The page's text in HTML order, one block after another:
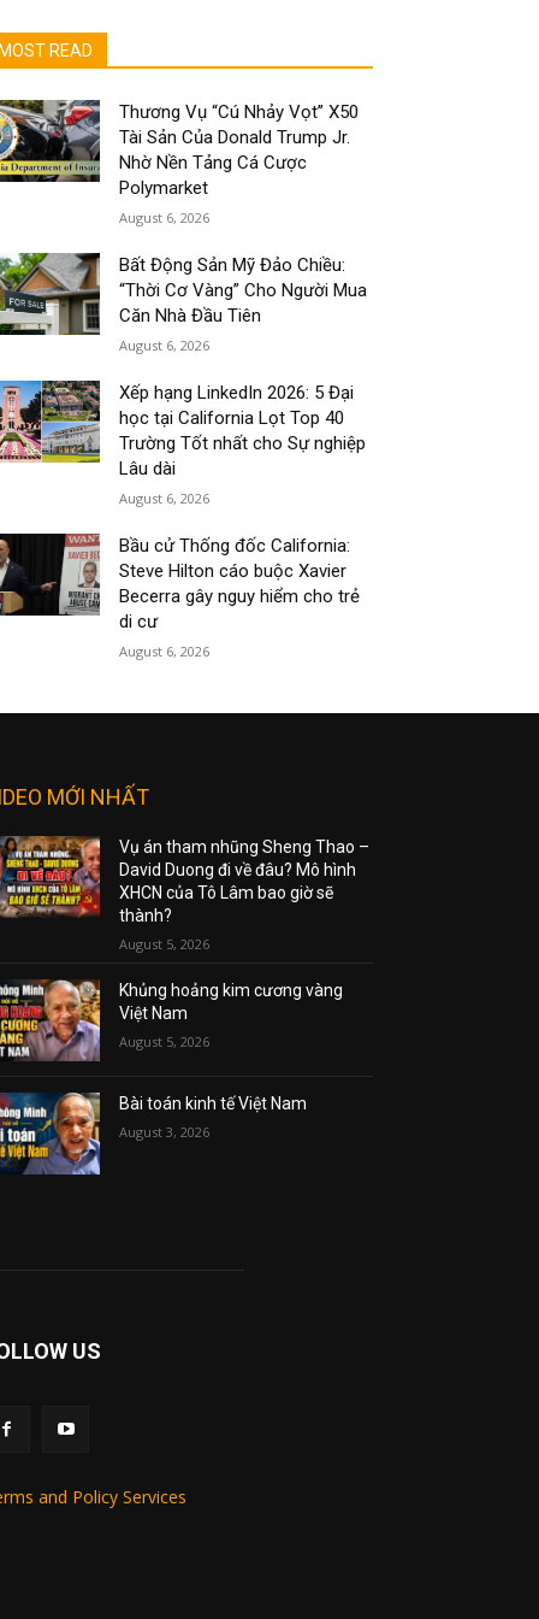
MOST READ
Thương Vụ “Cú Nhảy Vọt” X50
Tài Sản Của Donald Trump Jr.
Nhờ Nền Tảng Cá Cược
Polymarket
August 6, 2026
Bất Động Sản Mỹ Đảo Chiều:
“Thời Cơ Vàng” Cho Người Mua
Căn Nhà Đầu Tiên
August 6, 2026
Xếp hạng LinkedIn 2026: 5 Đại
học tại California Lọt Top 40
Trường Tốt nhất cho Sự nghiệp
Lâu dài
August 6, 2026
Bầu cử Thống đốc California:
Steve Hilton cáo buộc Xavier
Becerra gây nguy hiểm cho trẻ
di cư
August 6, 2026
MỚI NHẤT
Vụ án tham nhũng Sheng Thao –
David Duong đi về đâu? Mô hình
XHCN của Tô Lâm bao giờ sẽ
thành?
August 5, 2026
Khủng hoảng kim cương vàng
Việt Nam
August 5, 2026
Bài toán kinh tế Việt Nam
August 3, 2026
US
and Policy Services